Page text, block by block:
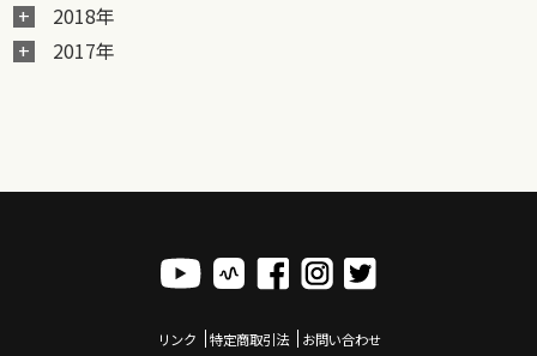
2018年
2017年
リンク 特定商取引法 お問い合わせ